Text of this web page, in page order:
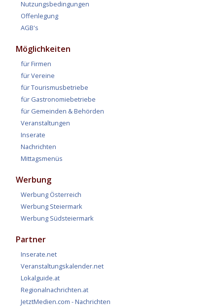
Nutzungsbedingungen
Offenlegung
AGB's
Möglichkeiten
für Firmen
für Vereine
für Tourismusbetriebe
für Gastronomiebetriebe
für Gemeinden & Behörden
Veranstaltungen
Inserate
Nachrichten
Mittagsmenüs
Werbung
Werbung Österreich
Werbung Steiermark
Werbung Südsteiermark
Partner
Inserate.net
Veranstaltungskalender.net
Lokalguide.at
Regionalnachrichten.at
JetztMedien.com - Nachrichten